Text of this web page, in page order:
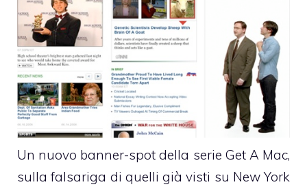
Un nuovo banner-spot della serie Get A Mac,
sulla falsariga di quelli già visti su New York